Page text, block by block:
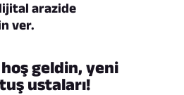
arazide
ver.
geldin, yeni
ustaları!